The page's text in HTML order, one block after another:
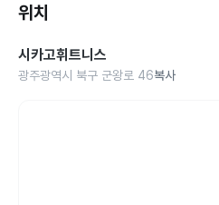
위치
시카고휘트니스
광주광역시 북구 군왕로 46복사